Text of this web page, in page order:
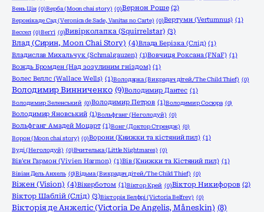
Вень Цін (0)Верба (Moon chai story) (0)Вернон Роше (2)
Вероніка де Сад (Veronica de Sade, Vanitas no Carte) (0)Вертумн (Vertumnus) (1)
Вессел (0)Веґґі (0)Вивірколапка (Squirrelstar) (3)
Влад (Сирин, Moon Chai Story) (4)Влада Берізка (Слід) (1)
Владислав Михальчук (Schmalgauzen) (1)Вовчиця Роксана (FNaF) (1)
Вождь Бромден (Над зозулиним гніздом) (1)
Волес Веллс (Wallace Wells) (1)Володарка (Викрадач дітей/The Child Thief) (0)
Володимир Винниченко (9)Володимир Дантес (1)
Володимир Зеленський (0)Володимир Петров (1)Володимир Сосюра (0)
Володимир Яновський (1)Вольфганг (Не голодуй) (0)
Вольфганг Амадей Моцарт (1)Вонг (Доктор Стрендж) (0)
Ворон (Moon chai story) (0)Ворони (Книжки та кістяний пил) (1)
Вуді (Не голодуй) (0)Вчителька (Little Nightmares) (0)
Вів'єн Гармон (Vivien Harmon) (1)Вів (Книжки та Кістяний пил) (1)
Вівіан Дель Анхель (0)Відьма (Викрадач дітей/The Child Thief) (0)
Віжен (Vision) (4)Вікерботом (1)Віктор Крей (0)Віктор Никифоров (2)
Віктор Шаблій (Слід) (3)Вікторія Белфрі (Victoria Belfrey) (0)
Вікторія де Анжеліс (Victoria De Angelis, Måneskin) (8)